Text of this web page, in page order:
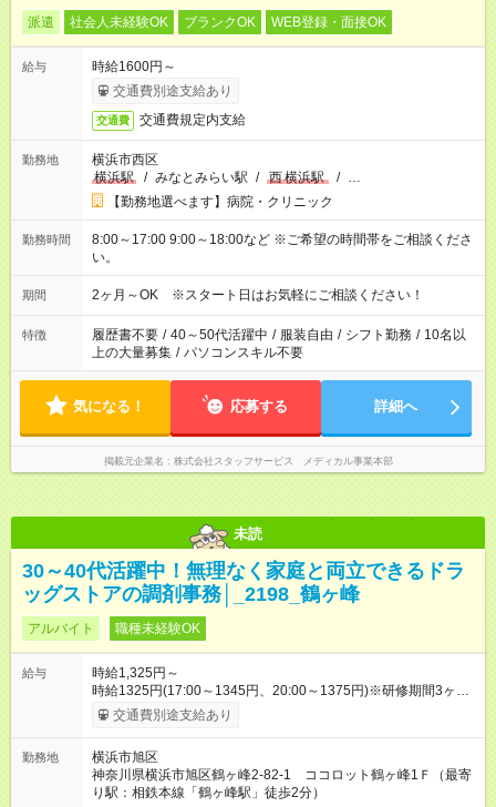
派遣 社会人未経験OK ブランクOK WEB登録・面接OK
給与
時給1600円～
交通費別途支給あり
交通費 交通費規定内支給
勤務地
横浜市西区
横浜駅
/ みなとみらい駅 / 西横浜駅 / …
【勤務地選べます】病院・クリニック
勤務時間
8:00～17:00 9:00～18:00など ※ご希望の時間帯をご相談くださ
い。
期間 2ヶ月～OK ※スタート日はお気軽にご相談ください！
特徴 履歴書不要 / 40～50代活躍中 / 服装自由 / シフト勤務 / 10名以
上の大量募集 / パソコンスキル不要
気になる！ 応募する 詳細へ
掲載元企業名 株式会社スタッフサービス メディカル事業本部
未読
30～40代活躍中！無理なく家庭と両立できるドラ
ッグストアの調剤事務│_2198_鶴ヶ峰
アルバイト 職種未経験OK
給与
時給1,325円～
時給1325円(17:00～1345円、20:00～1375円)※研修期間3ヶ月
以降、社内試験による更新判定あり 社内試験合格後、時給＋50
～100円の昇給あり （大学生は＋20円） 試用期間あり：入社日
期間あり 試用期間の長さ：3ヶ月 雇用形態、給与は本採用時と
同じです。
交通費別途支給あり
勤務地
横浜市旭区
神奈川県横浜市旭区鶴ヶ峰2-82-1 ココロット鶴ヶ峰1Ｆ（最寄
り駅：相鉄本線「鶴ヶ峰駅」徒歩2分）